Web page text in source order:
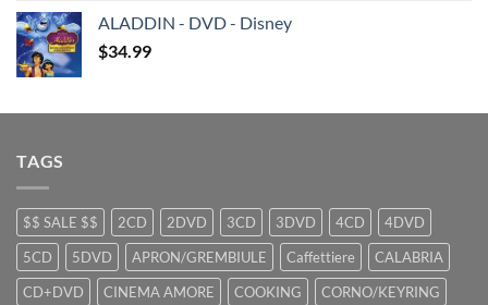
$29.99.$9.99.
ALADDIN - DVD - Disney
$34.99
TAGS
$$ SALE $$ 2CD 2DVD 3CD 3DVD 4CD
4DVD
5CD
5DVD APRON/GREMBIULE Caffettiere
CALABRIA
CD+DVD
CINEMA AMORE COOKING CORNO/KEYRING